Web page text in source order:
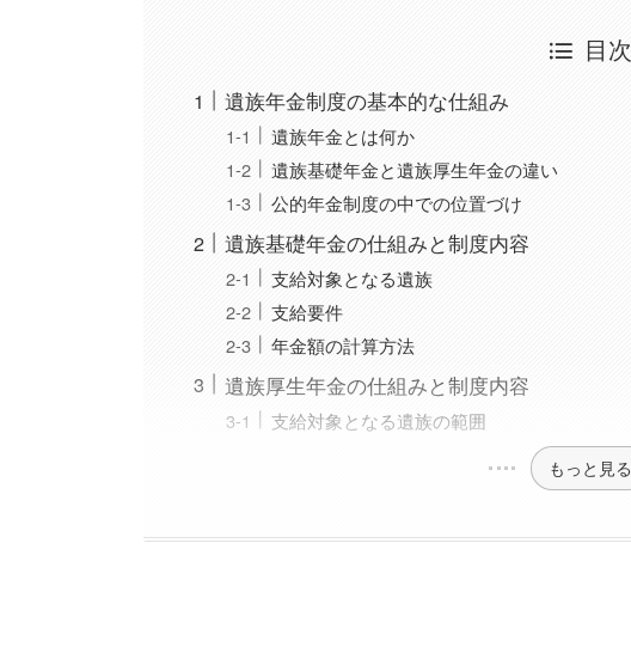
目次
遺族年金制度の基本的な仕組み
遺族年金とは何か
遺族基礎年金と遺族厚生年金の違い
公的年金制度の中での位置づけ
遺族基礎年金の仕組みと制度内容
支給対象となる遺族
支給要件
年金額の計算方法
遺族厚生年金の仕組みと制度内容
支給対象となる遺族の範囲
もっと見る